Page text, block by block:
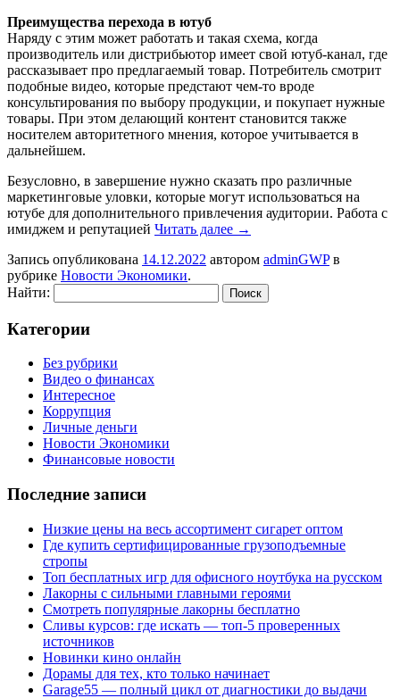
Преимущества перехода в ютуб
Наряду с этим может работать и такая схема, когда
производитель или дистрибьютор имеет свой ютуб-канал, где
рассказывает про предлагаемый товар. Потребитель смотрит
подобные видео, которые предстают чем-то вроде
консультирования по выбору продукции, и покупает нужные
товары. При этом делающий контент становится также
носителем авторитетного мнения, которое учитывается в
дальнейшем.
Безусловно, в завершение нужно сказать про различные
маркетинговые уловки, которые могут использоваться на
ютубе для дополнительного привлечения аудитории. Работа с
имиджем и репутацией Читать далее →
Запись опубликована 14.12.2022 автором adminGWPв
рубрике Новости Экономики.
Найти:
Категории
Без рубрики
Видео о финансах
Интересное
Коррупция
Личные деньги
Новости Экономики
Финансовые новости
Последние записи
Низкие цены на весь ассортимент сигарет оптом
Где купить сертифицированные грузоподъемные
стропы
Топ бесплатных игр для офисного ноутбука на русском
Лакорны с сильными главными героями
Смотреть популярные лакорны бесплатно
Сливы курсов: где искать — топ-5 проверенных
источников
Новинки кино онлайн
Дорамы для тех, кто только начинает
Garage55 — полный цикл от диагностики до выдачи